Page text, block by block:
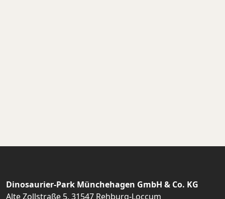
Dinosaurier-Park Münchehagen GmbH & Co. KG
Alte Zollstraße 5, 31547 Rehburg-Loccum